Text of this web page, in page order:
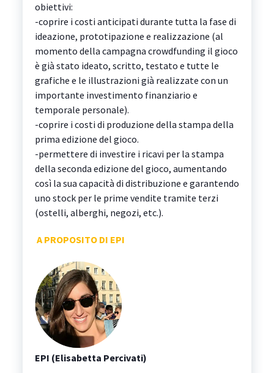
obiettivi:
-coprire i costi anticipati durante tutta la fase di
ideazione, prototipazione e realizzazione (al
momento della campagna crowdfunding il gioco
è già stato ideato, scritto, testato e tutte le
grafiche e le illustrazioni già realizzate con un
importante investimento finanziario e
temporale personale).
-coprire i costi di produzione della stampa della
prima edizione del gioco.
-permettere di investire i ricavi per la stampa
della seconda edizione del gioco, aumentando
così la sua capacità di distribuzione e garantendo
uno stock per le prime vendite tramite terzi
(ostelli, alberghi, negozi, etc.).
A PROPOSITO DI EPI
EPI (Elisabetta Percivati)